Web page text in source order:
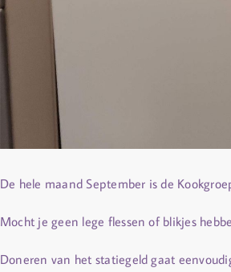
De hele maand September is de
Mocht je geen lege flessen of blikjes
Doneren van het statiegeld gaat